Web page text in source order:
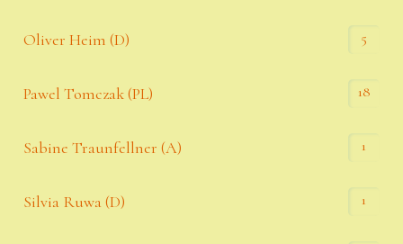
Oliver Heim (D) 5
Pawel Tomczak (PL) 18
Sabine Traunfellner (A) 1
Silvia Ruwa (D) 1